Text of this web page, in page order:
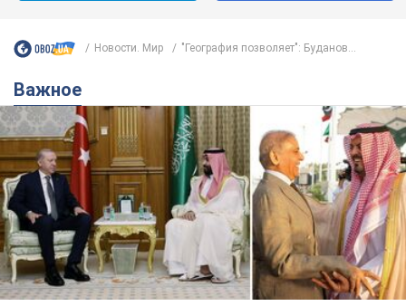
Новости. Мир "География позволяет": Буданов...
Важное